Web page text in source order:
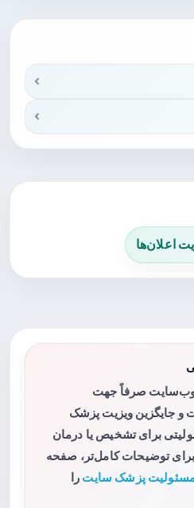
اعلان‌ها
وب‌سایت صرفاً جهت
و جایگزین ویزیت پزشک
برای تشخیص یا درمان
برای توضیحات کامل‌تر، صفحه
پزشک سایت را